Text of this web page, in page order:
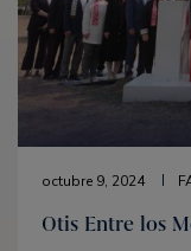
octubre 9, 2024
Otis Entre los